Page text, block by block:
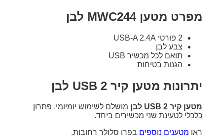
מפרט מטען MWC244 לבן
2 פורטי USB-A 2.4A
צבע לבן
תואם לכל מכשיר USB
הגנות בטיחות
יתרונות מטען קיר 2 USB לבן
מטען קיר 2 USB לבן
מושלם לשימוש יומיומי. פתרון
כלכלי לטעינת שני מכשירים ביחד.
ראו מטענים נוספים בפרו סלולר רחובות.